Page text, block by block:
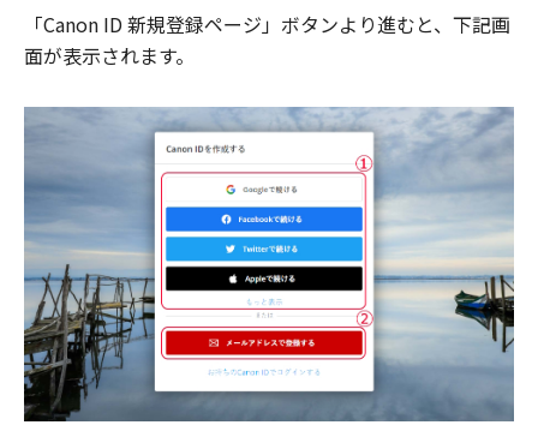
「Canon ID 新規登録ページ」ボタンより進むと、下記画
面が表示されます。